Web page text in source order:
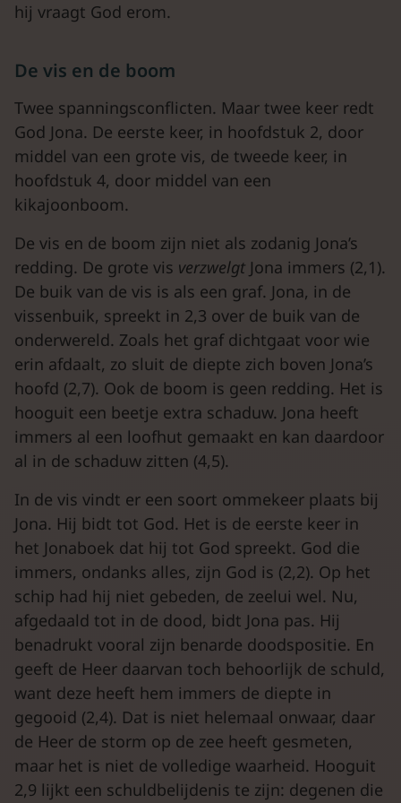
hij vraagt God erom.
De vis en de boom
Twee spanningsconflicten. Maar twee keer redt
God Jona. De eerste keer, in hoofdstuk 2, door
middel van een grote vis, de tweede keer, in
hoofdstuk 4, door middel van een
kikajoonboom.
De vis en de boom zijn niet als zodanig Jona’s
redding. De grote vis verzwelgt Jona immers (2,1).
De buik van de vis is als een graf. Jona, in de
vissenbuik, spreekt in 2,3 over de buik van de
onderwereld. Zoals het graf dichtgaat voor wie
erin afdaalt, zo sluit de diepte zich boven Jona’s
hoofd (2,7). Ook de boom is geen redding. Het is
hooguit een beetje extra schaduw. Jona heeft
immers al een loofhut gemaakt en kan daardoor
al in de schaduw zitten (4,5).
In de vis vindt er een soort ommekeer plaats bij
Jona. Hij bidt tot God. Het is de eerste keer in
het Jonaboek dat hij tot God spreekt. God die
immers, ondanks alles, zijn God is (2,2). Op het
schip had hij niet gebeden, de zeelui wel. Nu,
afgedaald tot in de dood, bidt Jona pas. Hij
benadrukt vooral zijn benarde doodspositie. En
geeft de Heer daarvan toch behoorlijk de schuld,
want deze heeft hem immers de diepte in
gegooid (2,4). Dat is niet helemaal onwaar, daar
de Heer de storm op de zee heeft gesmeten,
maar het is niet de volledige waarheid. Hooguit
2,9 lijkt een schuldbelijdenis te zijn: degenen die